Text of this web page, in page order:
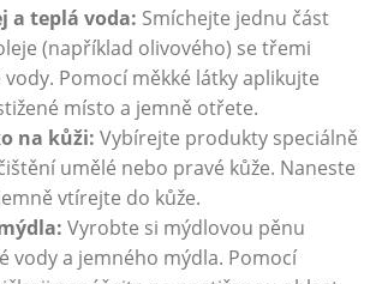
a teplá voda: Smíchejte jednu část
(například olivového) se třemi
Pomocí měkké látky aplikujte
místo a jemně otřete.
na kůži: Vybírejte produkty speciálně
umělé nebo pravé kůže. Naneste
vtírejte do kůže.
Vyrobte si mýdlovou pěnu
vody a jemného mýdla. Pomocí